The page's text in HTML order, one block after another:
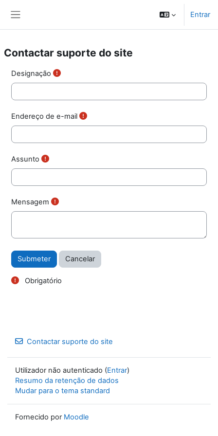
Entrar
Contactar suporte do site
Designação
Endereço de e-mail
Assunto
Mensagem
Obrigatório
Contactar suporte do site
Utilizador não autenticado (Entrar)
Resumo da retenção de dados
Mudar para o tema standard
Fornecido por Moodle